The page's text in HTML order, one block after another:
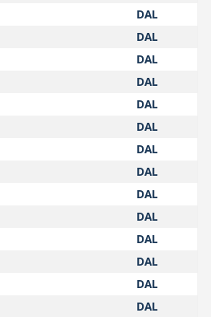
DAL
DAL
DAL
DAL
DAL
DAL
DAL
DAL
DAL
DAL
DAL
DAL
DAL
DAL